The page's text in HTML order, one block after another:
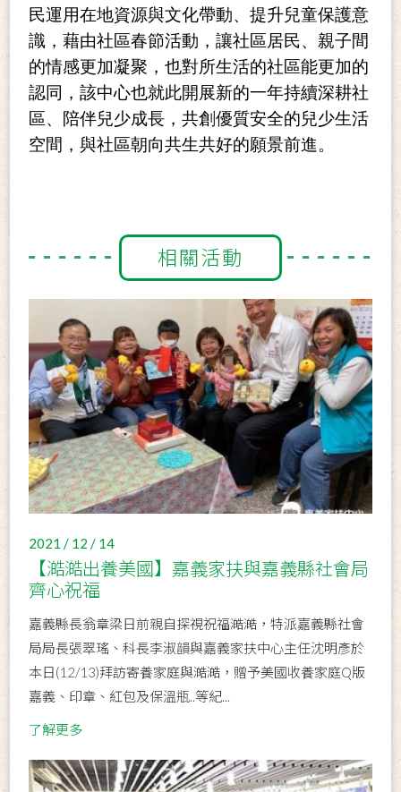
民運用在地資源與文化帶動、提升兒童保護意
識，藉由社區春節活動，讓社區居民、親子間
的情感更加凝聚，也對所生活的社區能更加的
認同，該中心也就此開展新的一年持續深耕社
區、陪伴兒少成長，共創優質安全的兒少生活
空間，與社區朝向共生共好的願景前進。
相關活動
2021 / 12 / 14
【澔澔出養美國】嘉義家扶與嘉義縣社會局
齊心祝福
嘉義縣長翁章梁日前親自探視祝福澔澔，特派嘉義縣社會
局局長張翠瑤、科長李淑韻與嘉義家扶中心主任沈明彥於
本日(12/13)拜訪寄養家庭與澔澔，贈予美國收養家庭Q版
嘉義、印章、紅包及保溫瓶..等紀...
了解更多